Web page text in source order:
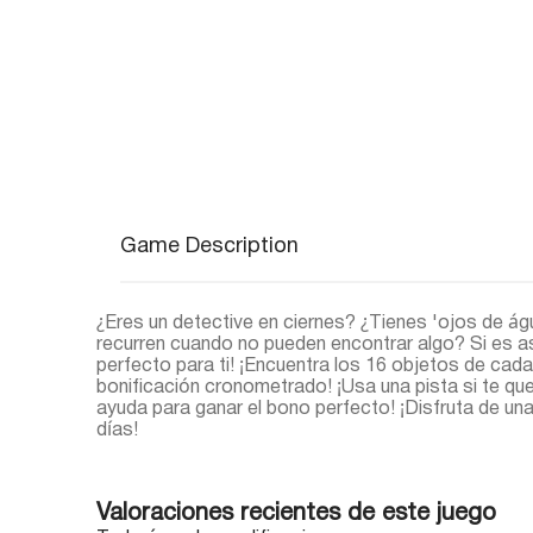
Game Description
¿Eres un detective en ciernes? ¿Tienes 'ojos de
recurren cuando no pueden encontrar algo? Si es
perfecto para ti! ¡Encuentra los 16 objetos de
bonificación cronometrado! ¡Usa una pista si te
ayuda para ganar el bono perfecto! ¡Disfruta de
días!
Valoraciones recientes de este juego